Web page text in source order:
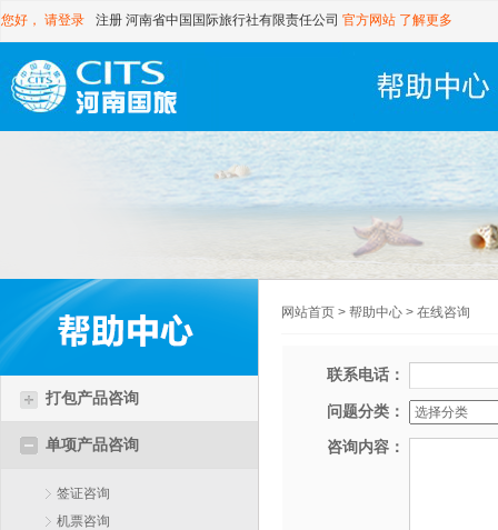
您好， 请登录 注册 河南省中国国际旅行社有限责任公司 官方网站 了解更多
打包产品咨询
单项产品咨询
签证咨询
机票咨询
网站首页 > 帮助中心 > 在线咨询
联系电话：
问题分类：
咨询内容：